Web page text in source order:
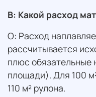
В: Какой расход
О: Расход
рассчитывается
плюс обязательные
площади). Для 100
110 м² рулона.